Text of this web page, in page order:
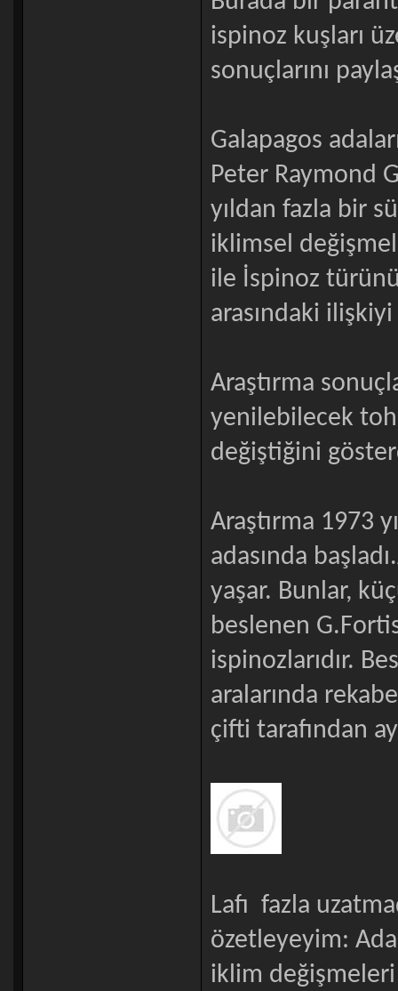
ispinoz kuşları
sonuçlarını
Galapagos
Peter Raymond
yıldan fazla bir
iklimsel
ile İspinoz
arasındaki
Araştırma
yenilebilecek
değiştiğini
Araştırma 1973
adasında
yaşar. Bunlar,
beslenen
ispinozlarıdır.
aralarında
çifti tarafından
Lafı fazla
özetleyeyim:
iklim